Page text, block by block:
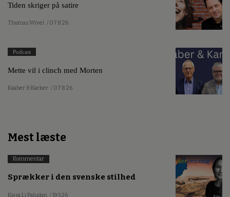
Tiden skriger på satire
Thomas Wivel / 07.8.26
Podcast
Mette vil i clinch med Morten
Kaaber & Karker / 07.8.26
Mest læste
Kommentar
Sprækker i den svenske stilhed
Kajsa Li Paludan / 19.5.26